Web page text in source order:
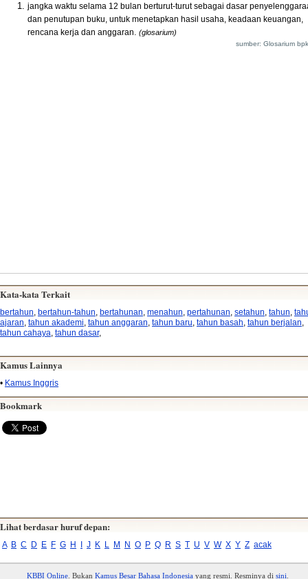
jangka waktu selama 12 bulan berturut-turut sebagai dasar
dan penutupan buku, untuk menetapkan hasil usaha, keadaan keuangan,
rencana kerja dan anggaran. (glosarium)
sumber: Glosarium
Kata-kata Terkait
bertahun bertahun-tahun bertahunan menahun pertahunan setahun tahun
ajaran tahun akademi tahun anggaran tahun baru tahun basah tahun berjalan
tahun cahaya tahun dasar,
Kamus Lainnya
• Kamus Inggris
Bookmark
Lihat berdasar huruf depan:
A B C D E F G H J K L M N O P Q R S T U V W X Y Z acak
KBBI Online. Bukan Kamus Besar Bahasa Indonesiayang resmi. Resminya di sini